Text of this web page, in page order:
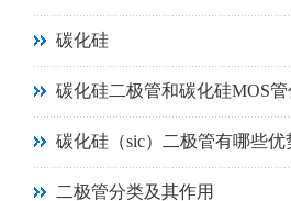
碳化硅
碳化硅二极管和碳化硅MOS
碳化硅（sic）二极管有哪些优
二极管分类及其作用